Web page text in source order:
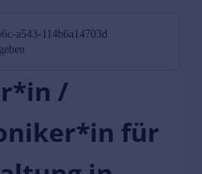
a543-114b6a14703d